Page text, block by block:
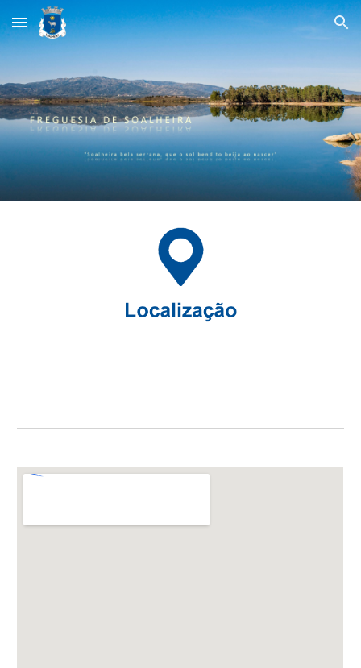
Skip to main content Skip to navigation